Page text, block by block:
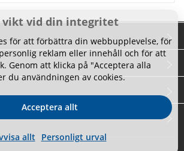
vikt vid din integritet
för att förbättra din webbupplevelse, för
reklam eller innehåll och för att
Genom att klicka på "Acceptera alla
du användningen av cookies.
allt Personligt urval
Acceptera allt